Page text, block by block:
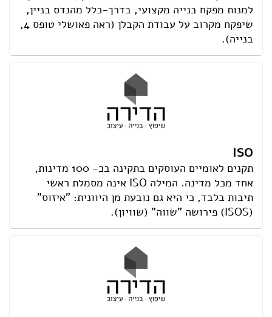
למנות מפקח בנייה מקצועי, בדרך-כלל מהנדס בניין,
שיפקח מקרוב על עבודת הקבלן (ראה פאושלי טופס 4,
בנייה).
ISO
תקנים לאומיים העוסקים בתקינה בכ- 100 מדינות,
אחד מכל מדינה. המילה ISO אינה מסמלת ראשי
תיבות בלבד, כי היא גם נובעת מן היוונית: "איזוס"
(ISOS) פירושה "שווה" (שוויון).